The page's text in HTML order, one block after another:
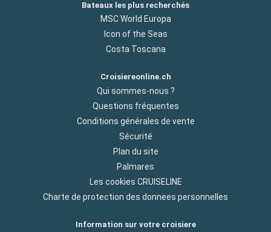
Bateaux les plus recherchés
MSC World Europa
Icon of the Seas
Costa Toscana
Croisiereonline.ch
Qui sommes-nous ?
Questions fréquentes
Conditions générales de vente
Sécurité
Plan du site
Palmares
Les cookies CRUISELINE
Charte de protection des donnees personnelles
Information sur votre croisiere